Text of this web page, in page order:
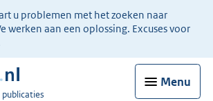
u problemen met het zoeken naar
werken aan een oplossing. Excuses voor
Menu